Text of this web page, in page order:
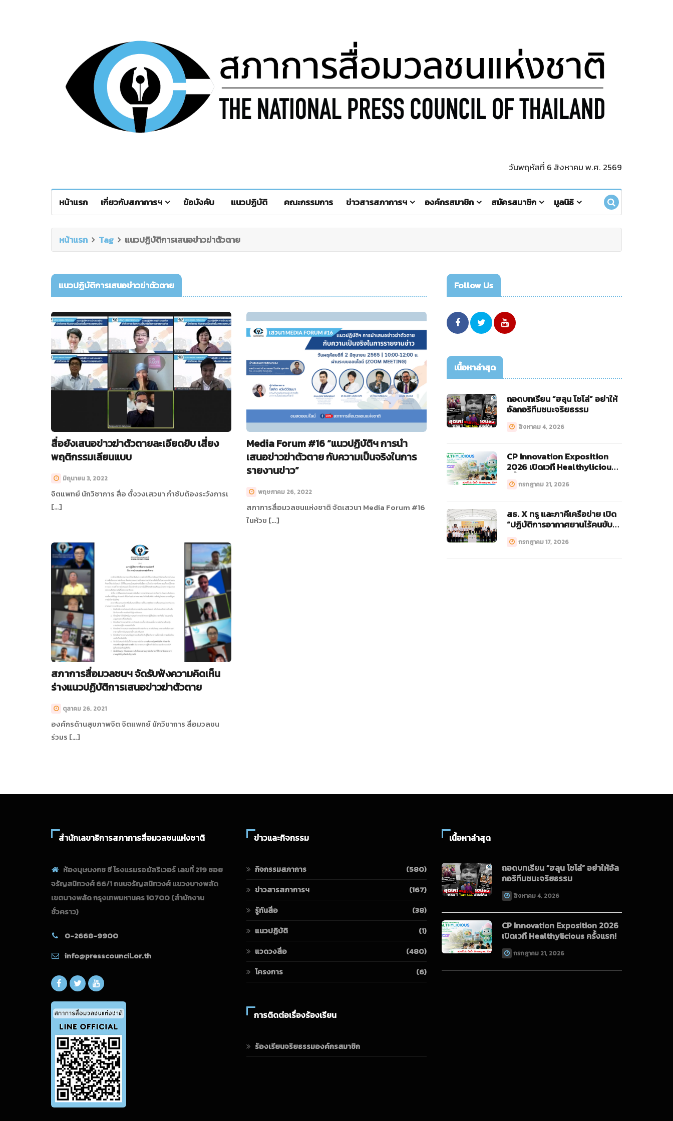
วันพฤหัสที่ 6 สิงหาคม พ.ศ. 2569
หน้าแรก เกี่ยวกับสภาการฯ ข้อบังคับ แนวปฏิบัติ คณะกรรมการ ข่าวสารสภาการฯ องค์กรสมาชิก สมัครสมาชิก มูลนิธิ
หน้าแรก Tag แนวปฏิบัติการเสนอข่าวฆ่าตัวตาย
แนวปฏิบัติการเสนอข่าวฆ่าตัวตาย
สื่อยังเสนอข่าวฆ่าตัวตายละเอียดยิบ เสี่ยง
พฤติกรรมเลียนแบบ
มิถุนายน 3, 2022
จิตแพทย์ นักวิชาการ สื่อ ตั้งวงเสวนา กำชับต้องระวังการเ
[…]
Media Forum #16 “แนวปฏิบัติฯ การนำ
เสนอข่าวฆ่าตัวตาย กับความเป็นจริงในการ
รายงานข่าว”
พฤษภาคม 26, 2022
สภาการสื่อมวลชนแห่งชาติ จัดเสวนา Media Forum #16
ในหัวข […]
สภาการสื่อมวลชนฯ จัดรับฟังความคิดเห็น
ร่างแนวปฏิบัติการเสนอข่าวฆ่าตัวตาย
ตุลาคม 26, 2021
องค์กรด้านสุขภาพจิต จิตแพทย์ นักวิชาการ สื่อมวลชน
ร่วมร […]
Follow Us
เนื้อหาล่าสุด
ถอดบทเรียน “ฮลุน โซโล่” อย่าให้
อัลกอริทึมชนะจริยธรรม
สิงหาคม 4, 2026
CP Innovation Exposition
2026 เปิดเวที Healthylicious
กรกฎาคม 21, 2026
สธ. X ทรู และภาคีเครือข่าย เปิด
“ปฏิบัติการอากาศยานไร้คนขับ
กรกฎาคม 17, 2026
สำนักเลขาธิการสภาการสื่อมวลชนแห่งชาติ
ห้องบุษบงกช ซี โรงแรมรอยัลริเวอร์ เลขที่ 219 ซอย
จรัญสนิทวงศ์ 66/1 ถนนจรัญสนิทวงศ์ แขวงบางพลัด
เขตบางพลัด กรุงเทพมหานคร 10700(สำนักงาน
ชั่วคราว)
0-2668-9900
info@presscouncil.or.th
ข่าวและกิจกรรม
กิจกรรมสภาการ
(580)
ข่าวสารสภาการฯ
(167)
รู้ทันสื่อ
(38)
แนวปฏิบัติ
(1)
แวดวงสื่อ
(480)
โครงการ
(6)
การติดต่อเรื่องร้องเรียน
ร้องเรียนจริยธรรมองค์กรสมาชิก
เนื้อหาล่าสุด
ถอดบทเรียน “ฮลุน โซโล่” อย่าให้อัล
กอริทึมชนะจริยธรรม
สิงหาคม 4, 2026
CP Innovation Exposition 2026
เปิดเวที Healthylicious ครั้งแรก!
กรกฎาคม 21, 2026